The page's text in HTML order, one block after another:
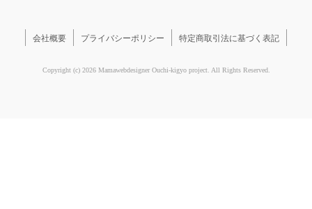
会社概要 プライバシーポリシー 特定商取引法に基づく表記
Copyright (c) 2026 Mamawebdesigner Ouchi-kigyo project. All Rights Reserved.